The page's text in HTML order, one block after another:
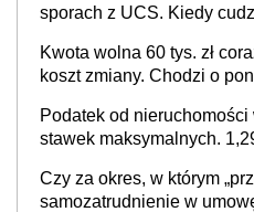
sporach z UCS. Kiedy
Kwota wolna 60 tys. zł
koszt zmiany. Chodzi o
Podatek od
stawek maksymalnych.
prowadzeniem
Czy za okres, w którym
samozatrudnienie w